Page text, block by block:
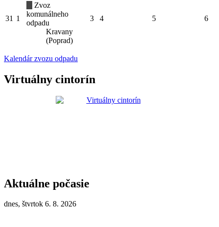
31 1
Zvoz
komunálneho
odpadu
Kravany
(Poprad)
3 4 5 6
Kalendár zvozu odpadu
Virtuálny cintorín
Aktuálne počasie
dnes, štvrtok 6. 8. 2026